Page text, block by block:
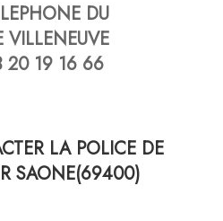
DU
VILLENEUVE
20 19 16 66
LA POLICE DE
SAONE(69400)